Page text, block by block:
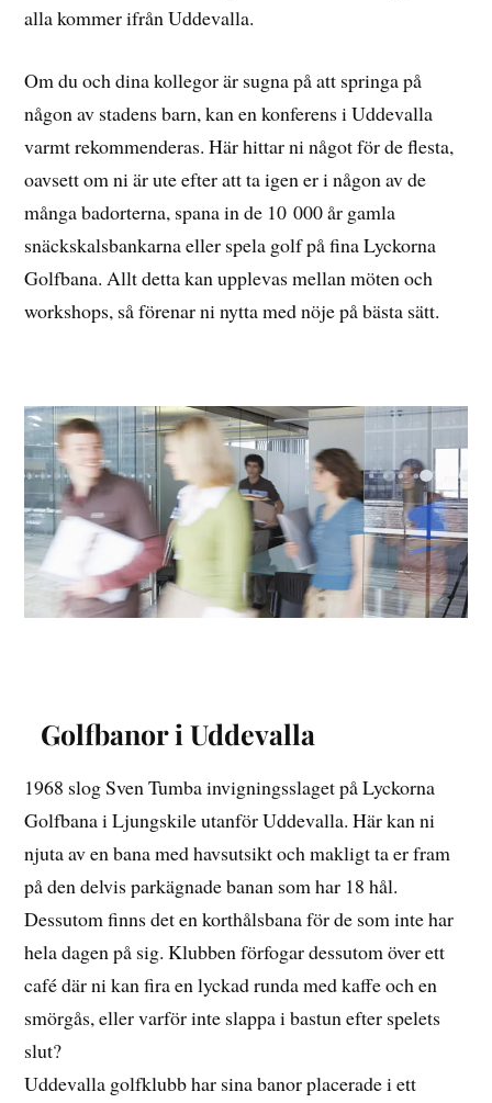
alla kommer ifrån Uddevalla.
Om du och dina kollegor är sugna på att springa på
någon av stadens barn, kan en konferens i Uddevalla
varmt rekommenderas. Här hittar ni något för de flesta,
oavsett om ni är ute efter att ta igen er i någon av de
många badorterna, spana in de 10 000 år gamla
snäckskalsbankarna eller spela golf på fina Lyckorna
Golfbana. Allt detta kan upplevas mellan möten och
workshops, så förenar ni nytta med nöje på bästa sätt.
Golfbanor i Uddevalla
1968 slog Sven Tumba invigningsslaget på Lyckorna
Golfbana i Ljungskile utanför Uddevalla. Här kan ni
njuta av en bana med havsutsikt och makligt ta er fram
på den delvis parkägnade banan som har 18 hål.
Dessutom finns det en korthålsbana för de som inte har
hela dagen på sig. Klubben förfogar dessutom över ett
café där ni kan fira en lyckad runda med kaffe och en
smörgås, eller varför inte slappa i bastun efter spelets
slut?
Uddevalla golfklubb har sina banor placerade i ett